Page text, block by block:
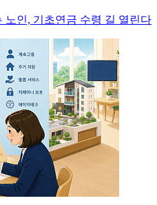
노인, 기초연금 수령 길 열린다